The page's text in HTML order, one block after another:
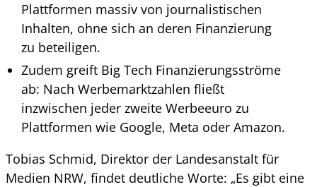
Plattformen massiv von journalistischen
Inhalten, ohne sich an deren Finanzierung
zu beteiligen.
Zudem greift Big Tech Finanzierungsströme
ab: Nach Werbemarktzahlen fließt
inzwischen jeder zweite Werbeeuro zu
Plattformen wie Google, Meta oder Amazon.
Tobias Schmid, Direktor der Landesanstalt für
Medien NRW, findet deutliche Worte: „Es gibt eine